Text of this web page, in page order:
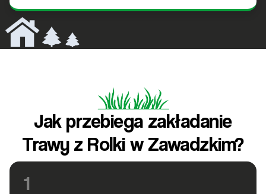
Jak przebiega zakładanie
Trawy z Rolki w Zawadzkim?
1